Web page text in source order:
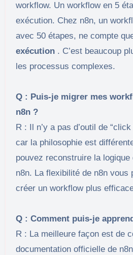
workflow. Un workflow en 5
exécution. Chez n8n, un
avec 50 étapes, ne compte
exécution. C’est beaucoup
les processus complexes.
Q : Puis-je migrer mes
n8n ?
R : Il n’y a pas d’outil de
car la philosophie est
pouvez reconstruire la
n8n. La flexibilité de n8n vous
créer un workflow plus
Q : Comment puis-je
R : La meilleure façon est de
documentation officielle de